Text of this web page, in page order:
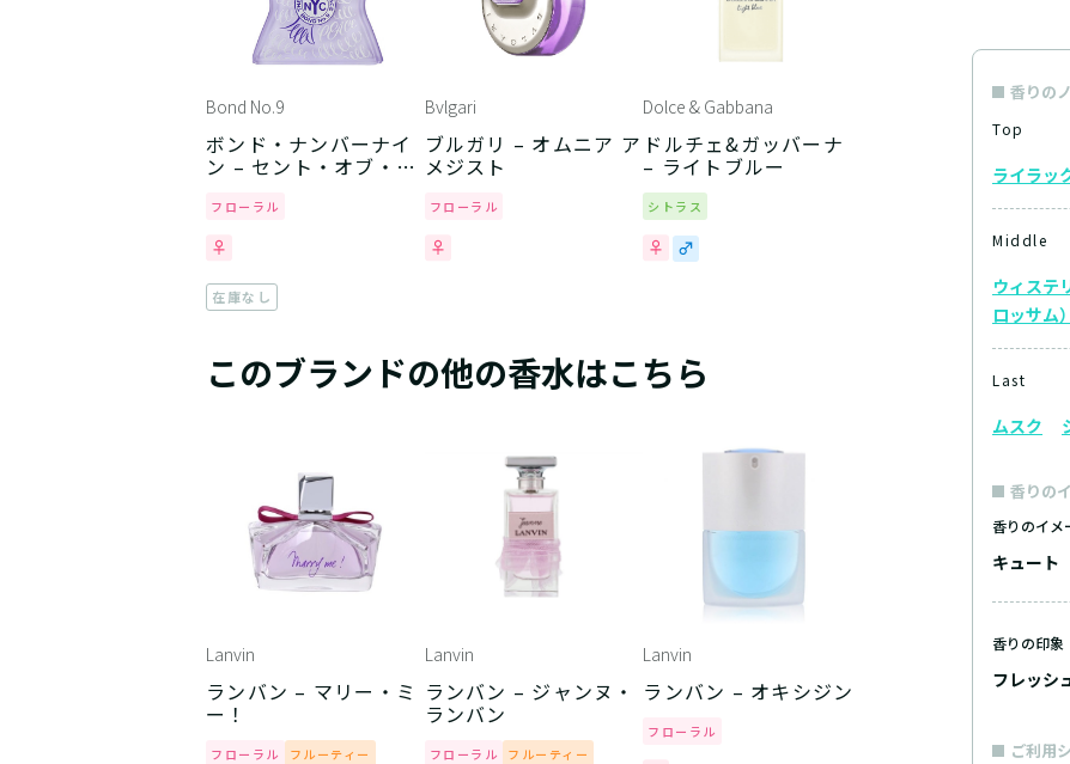
香りの
Top
ライラッ
Middle
ウィステ
ロッサム）
Last
ムスク
香りの
香りのイメ
キュート
香りの印象
フレッシ
ご利用
Bond No.9
ボンド・ナンバーナイ
ン – セント・オブ・ピ
フローラル
在庫なし
Bvlgari
ブルガリ – オムニア ア
メジスト
フローラル
Dolce & Gabbana
ドルチェ&ガッバーナ
– ライトブルー
シトラス
このブランドの他の香水はこちら
Lanvin
ランバン – マリー・ミ
ー！
フローラル フルーティー
Lanvin
ランバン – ジャンヌ・
ランバン
フローラル フルーティー
Lanvin
ランバン – オキシジン
フローラル